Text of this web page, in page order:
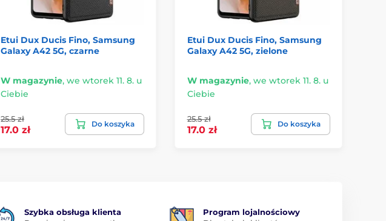
Etui Dux Ducis Fino, Samsung
Galaxy A42 5G, czarne
W magazynie, we wtorek 11. 8. u
Ciebie
25.5 zł
17.0 zł
Do koszyka
Etui Dux Ducis Fino, Samsung
Galaxy A42 5G, zielone
W magazynie, we wtorek 11. 8. u
Ciebie
25.5 zł
17.0 zł
Do koszyka
Szybka obsługa klienta
Program lojalnościowy